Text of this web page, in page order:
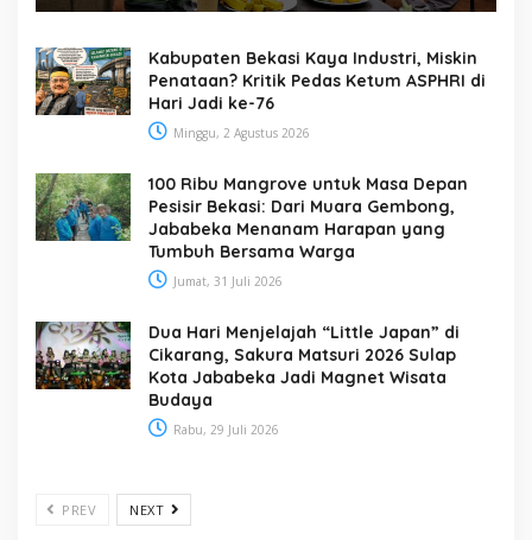
Kabupaten Bekasi Kaya Industri, Miskin
Penataan? Kritik Pedas Ketum ASPHRI di
Hari Jadi ke-76
Minggu, 2 Agustus 2026
100 Ribu Mangrove untuk Masa Depan
Pesisir Bekasi: Dari Muara Gembong,
Jababeka Menanam Harapan yang
Tumbuh Bersama Warga
Jumat, 31 Juli 2026
Dua Hari Menjelajah “Little Japan” di
Cikarang, Sakura Matsuri 2026 Sulap
Kota Jababeka Jadi Magnet Wisata
Budaya
Rabu, 29 Juli 2026
PREV NEXT